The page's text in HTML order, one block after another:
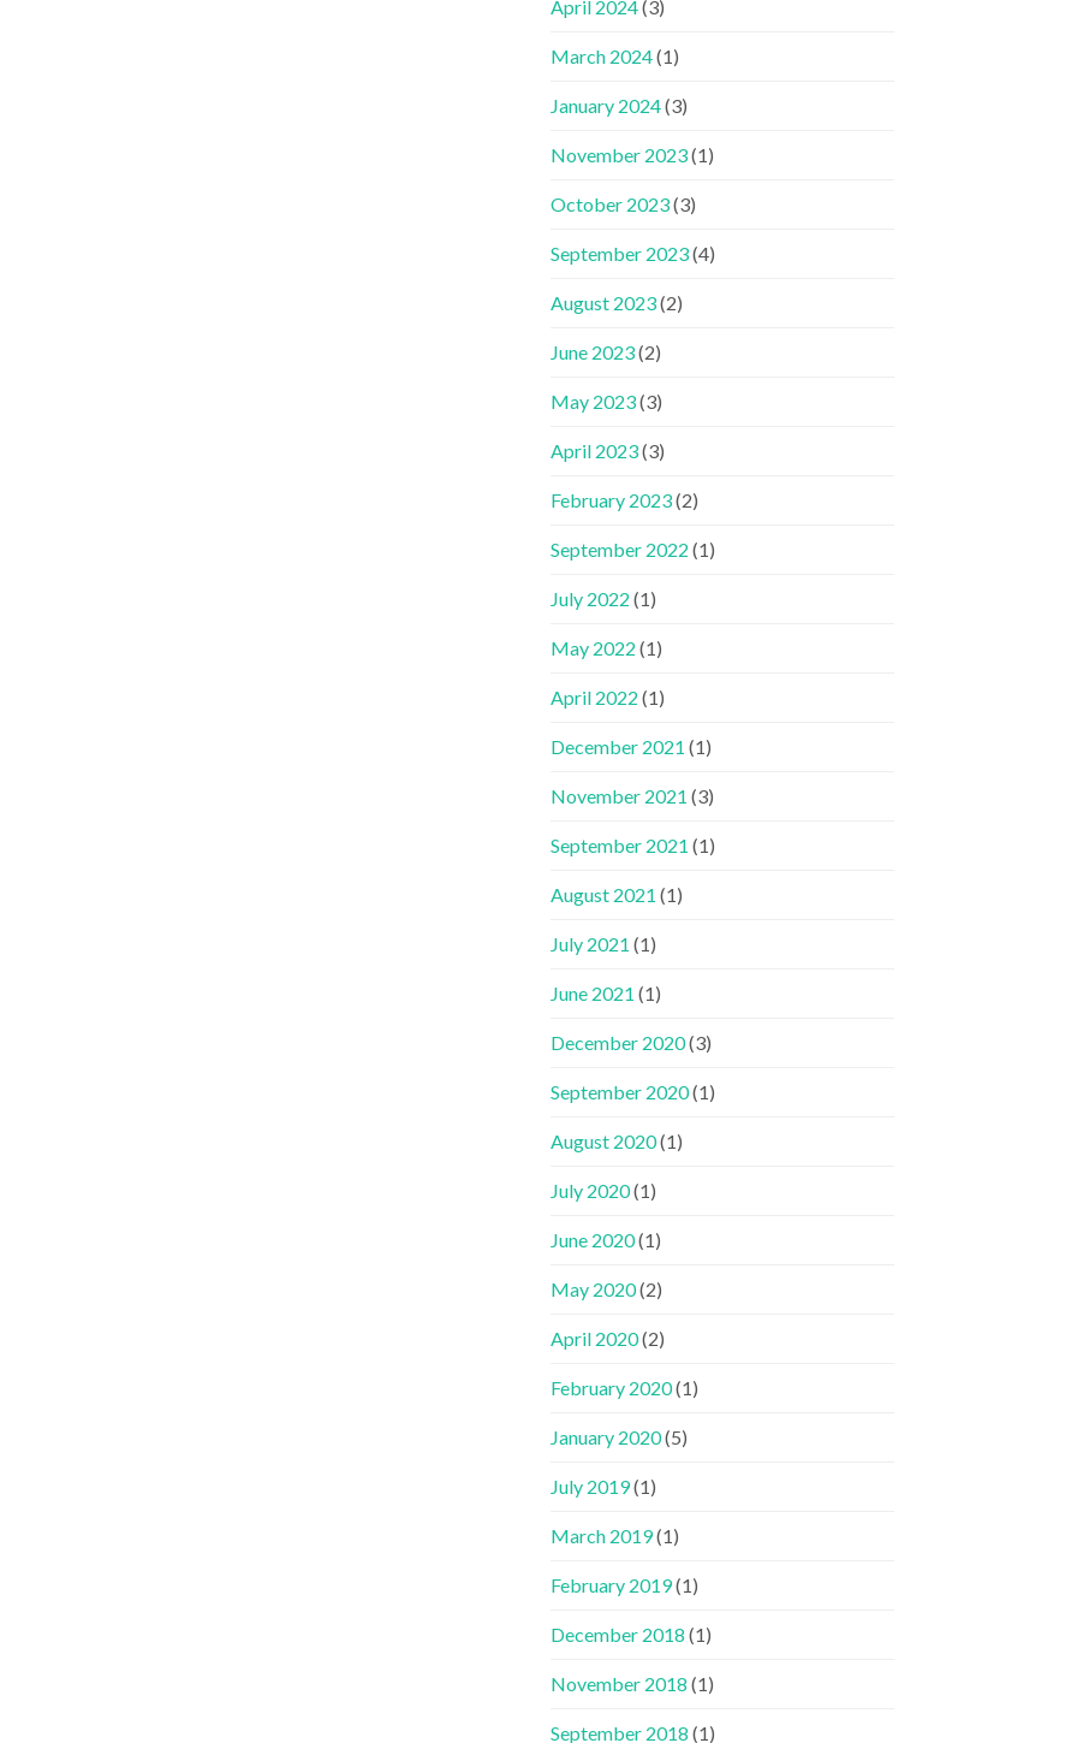
April 2024(3)
March 2024(1)
January 2024(3)
November 2023(1)
October 2023(3)
September 2023(4)
August 2023(2)
June 2023(2)
May 2023(3)
April 2023(3)
February 2023(2)
September 2022 (1)
July 2022 (1)
May 2022 (1)
April 2022 (1)
December 2021 (1)
November 2021 (3)
September 2021 (1)
August 2021 (1)
July 2021 (1)
June 2021 (1)
December 2020(3)
September 2020(1)
August 2020(1)
July 2020(1)
June 2020(1)
May 2020(2)
April 2020(2)
February 2020(1)
January 2020(5)
July 2019(1)
March 2019(1)
February 2019(1)
December 2018 (1)
November 2018 (1)
September 2018 (1)